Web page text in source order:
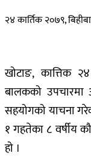
२४ कार्तिक २०७९,
खोटाङ, कात्तिक
बालकको उपचारमा
सहयोगको याचना
१ गहतेका ८ वर्षीय
हो ।